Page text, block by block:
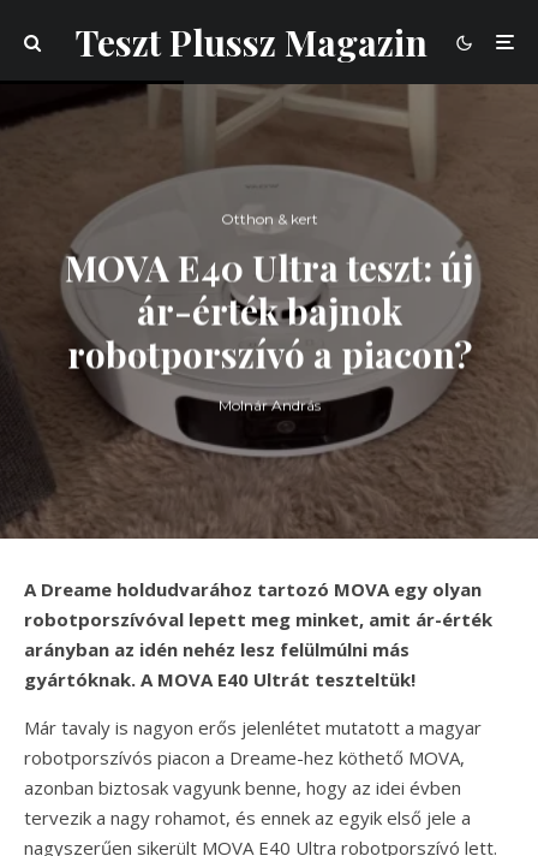
Teszt Plussz Magazin
Otthon & kert
MOVA E40 Ultra teszt: új
ár-érték bajnok
robotporszívó a piacon?
Molnár András
A Dreame holdudvarához tartozó MOVA egy olyan
robotporszívóval lepett meg minket, amit ár-érték
arányban az idén nehéz lesz felülmúlni más
gyártóknak. A MOVA E40 Ultrát teszteltük!
Már tavaly is nagyon erős jelenlétet mutatott a magyar
robotporszívós piacon a Dreame-hez köthető MOVA,
azonban biztosak vagyunk benne, hogy az idei évben
tervezik a nagy rohamot, és ennek az egyik első jele a
nagyszerűen sikerült MOVA E40 Ultra robotporszívó lett.